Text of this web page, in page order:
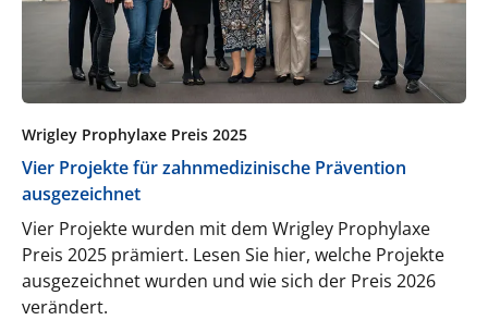
Wrigley Prophylaxe Preis 2025
Vier Projekte für zahnmedizinische Prävention
ausgezeichnet
Vier Projekte wurden mit dem Wrigley Prophylaxe
Preis 2025 prämiert. Lesen Sie hier, welche Projekte
ausgezeichnet wurden und wie sich der Preis 2026
verändert.